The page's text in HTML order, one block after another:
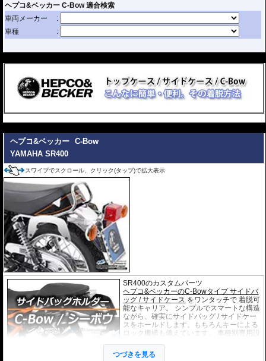
ヘプコ&ベッカー
C-Bow
YAMAHA SR400
スワイプでスクロール、クリック(タップ)で拡大表示
SR400のカスタムパーツ
ヘプコ&ベッカーのC-Bowタイプ サイドバ
ッグ / サイドケース をワンタッチで 着脱可
能なキャリア。 シンプルでスマートな構造
ながら、確実にサイドバッグ / サイドケー
スをホールドします。もちろんキーによる
ロック機構も備えています。 車種別専用設
つづきを見る